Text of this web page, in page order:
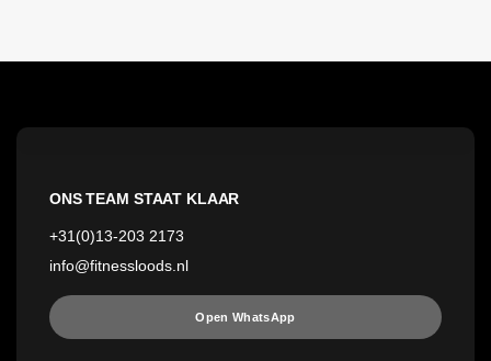
ONS TEAM STAAT KLAAR
+31(0)13-203 2173
info@fitnessloods.nl
Open WhatsApp